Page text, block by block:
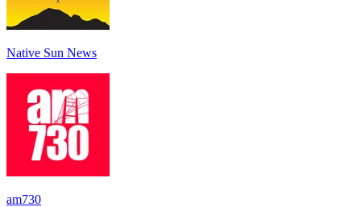
Native Sun News
am730